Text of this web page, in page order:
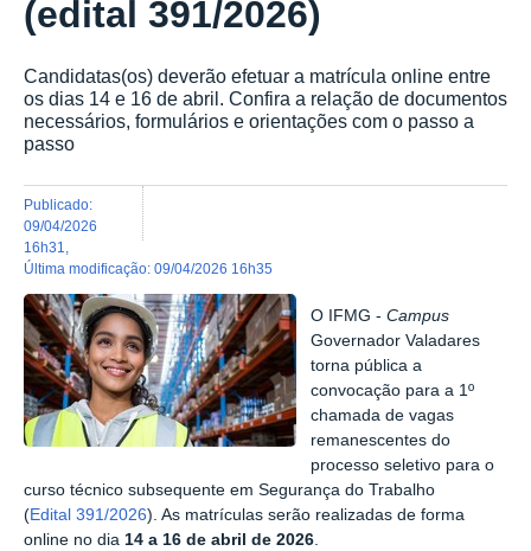
(edital 391/2026)
Candidatas(os) deverão efetuar a matrícula online entre
os dias 14 e 16 de abril. Confira a relação de documentos
necessários, formulários e orientações com o passo a
passo
publicado:
09/04/2026
16h31
última modificação: 09/04/2026 16h35
O IFMG -Campus
Governador Valadares
torna pública a
convocação para a 1º
chamada de vagas
remanescentes do
processo seletivo para o
curso técnico subsequente em Segurança do Trabalho
(Edital 391/2026). As matrículas serão realizadas de forma
online no dia 14 a 16 de abril de 2026.